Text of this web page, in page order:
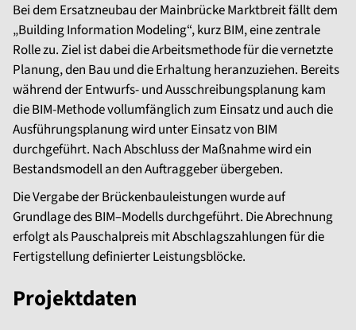
Bei dem Ersatzneubau der Mainbrücke Marktbreit fällt dem
„Building Information Modeling“, kurz BIM, eine zentrale
Rolle zu. Ziel ist dabei die Arbeitsmethode für die vernetzte
Planung, den Bau und die Erhaltung heranzuziehen. Bereits
während der Entwurfs- und Ausschreibungsplanung kam
die BIM-Methode vollumfänglich zum Einsatz und auch die
Ausführungsplanung wird unter Einsatz von BIM
durchgeführt. Nach Abschluss der Maßnahme wird ein
Bestandsmodell an den Auftraggeber übergeben.
Die Vergabe der Brückenbauleistungen wurde auf
Grundlage des BIM–Modells durchgeführt. Die Abrechnung
erfolgt als Pauschalpreis mit Abschlagszahlungen für die
Fertigstellung definierter Leistungsblöcke.
Projektdaten